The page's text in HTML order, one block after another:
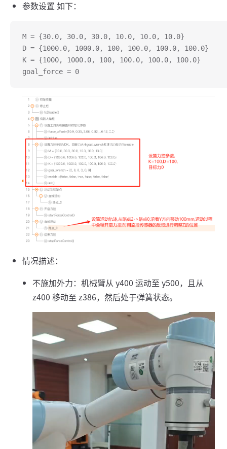
参数设置 如下：
M = {30.0, 30.0, 30.0, 10.0, 10.0, 10.0}
D = {1000.0, 1000.0, 100, 100.0, 100.0, 100.0}
K = {1000, 1000.0, 100, 100.0, 100.0, 100.0}
goal_force = 0
情况描述：
不施加外力：机械臂从 y400 运动至 y500，且从
z400 移动至 z386，然后处于弹簧状态。